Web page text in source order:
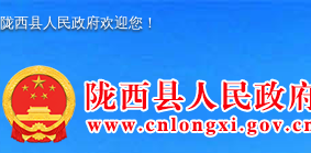
陇西县人民政府欢迎您！